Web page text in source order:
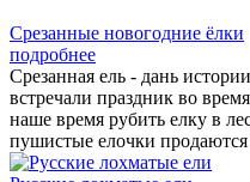
Срезанные новогодние ёлки
подробнее
Срезанная ель - дань
встречали праздник во
наше время рубить елку в
пушистые елочки